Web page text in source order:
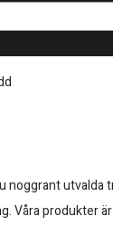
noggrant utvalda
Våra